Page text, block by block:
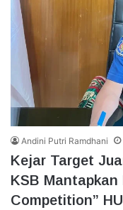
Andini Putri Ramdhani
Kejar Target
KSB Mantapkan
Competition”